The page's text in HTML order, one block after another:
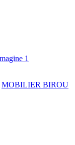
MOBILIER BIROU